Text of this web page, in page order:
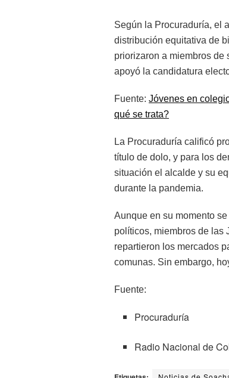
Según la Procuraduría, el
distribución equitativa de
priorizaron a miembros de
apoyó la candidatura
Fuente: Jóvenes en
qué se trata?
La Procuraduría calificó
título de dolo, y para los
situación el alcalde y su
durante la pandemia.
Aunque en su momento
políticos, miembros de las
repartieron los mercados
comunas. Sin embargo,
Fuente:
Procuraduría
Radio Nacional de